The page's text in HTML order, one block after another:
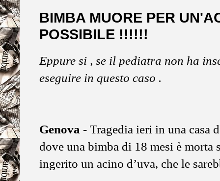
BIMBA MUORE PER
POSSIBILE !!!!!!
Eppure si , se il pediatra non ha
eseguire in questo caso .
Genova - Tragedia ieri in una casa
dove una bimba di 18 mesi è morta
ingerito un acino d’uva, che le